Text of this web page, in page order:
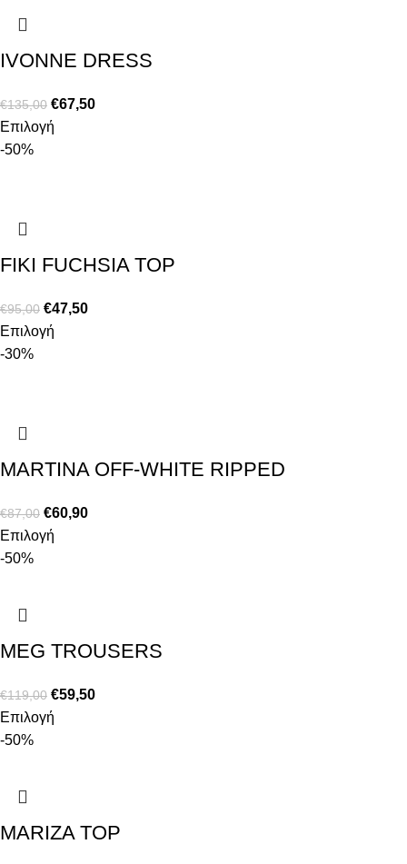
IVONNE DRESS
€135,00 €67,50
Επιλογή
-50%
FIKI FUCHSIA TOP
€95,00 €47,50
Επιλογή
-30%
MARTINA OFF-WHITE RIPPED
€87,00 €60,90
Επιλογή
-50%
MEG TROUSERS
€119,00 €59,50
Επιλογή
-50%
MARIZA TOP